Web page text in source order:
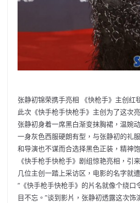
张静初锦荣携手亮相 《快枪手》主创红
此次《快手枪手快枪手》主创为了这次
张静初身着一席黑白渐变抹胸裙，温婉
一身灰色西服硬朗有型，与张静初的礼
和导演也不谋而合选择黑色正装，精神
《快手枪手快枪手》剧组惊艳亮相，引
几位主创一踏上采访区，电影的名字就
“《快手枪手快枪手》的片名就像个绕口
目不忘。”谈到影片，张静初透露这次饰